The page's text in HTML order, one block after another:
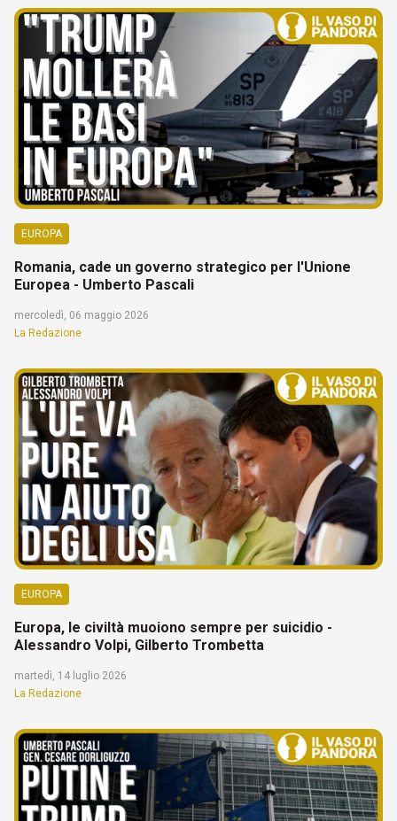
EUROPA
Romania, cade un governo strategico per l'Unione
Europea - Umberto Pascali
mercoledì, 06 maggio 2026
La Redazione
EUROPA
Europa, le civiltà muoiono sempre per suicidio -
Alessandro Volpi, Gilberto Trombetta
martedì, 14 luglio 2026
La Redazione